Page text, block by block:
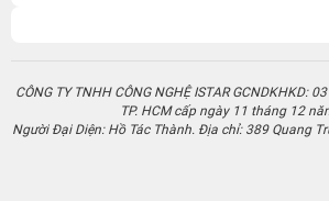
CÔNG TY TNHH CÔNG NGHỆ ISTAR GCNDKHKD: